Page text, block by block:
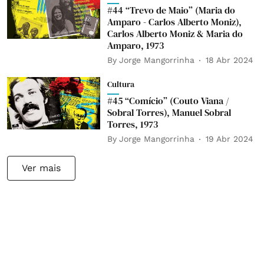
#44 “Trevo de Maio” (Maria do
Amparo - Carlos Alberto Moniz),
Carlos Alberto Moniz & Maria do
Amparo, 1973
By Jorge Mangorrinha 18 Abr 2024
Cultura
#45 “Comício” (Couto Viana /
Sobral Torres), Manuel Sobral
Torres, 1973
By Jorge Mangorrinha 19 Abr 2024
Ver mais